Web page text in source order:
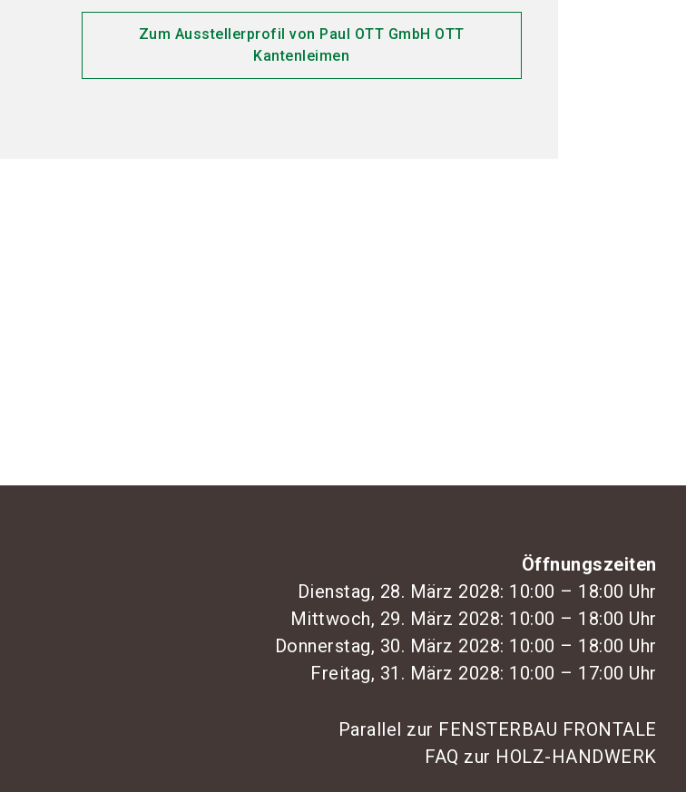
Zum Ausstellerprofil von Paul OTT GmbH OTT
Kantenleimen
Öffnungszeiten
Dienstag, 28. März 2028: 10:00 – 18:00 Uhr
Mittwoch, 29. März 2028: 10:00 – 18:00 Uhr
Donnerstag, 30. März 2028: 10:00 – 18:00 Uhr
Freitag, 31. März 2028: 10:00 – 17:00 Uhr
Parallel zur FENSTERBAU FRONTALE
FAQ zur HOLZ-HANDWERK